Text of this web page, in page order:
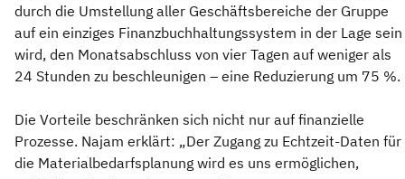
durch die Umstellung aller Geschäftsbereiche der Gruppe
auf ein einziges Finanzbuchhaltungssystem in der Lage sein
wird, den Monatsabschluss von vier Tagen auf weniger als
24 Stunden zu beschleunigen – eine Reduzierung um 75 %.
Die Vorteile beschränken sich nicht nur auf finanzielle
Prozesse. Najam erklärt: „Der Zugang zu Echtzeit-Daten für
die Materialbedarfsplanung wird es uns ermöglichen,